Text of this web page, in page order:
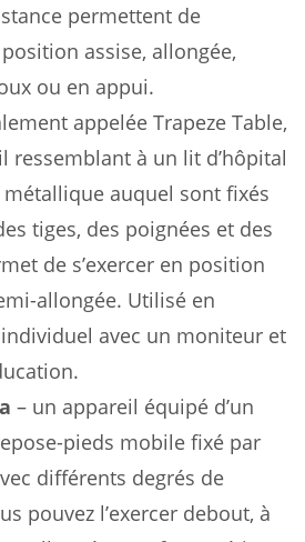
permettent de
assise, allongée,
ou en appui.
appelée Trapeze Table,
ressemblant à un lit d’hôpital
métallique auquel sont fixés
tiges, des poignées et des
de s’exercer en position
allongée. Utilisé en
avec un moniteur et
– un appareil équipé d’un
pieds mobile fixé par
différents degrés de
pouvez l’exercer debout, à